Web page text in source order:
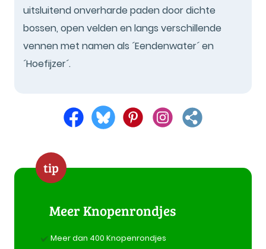
uitsluitend onverharde paden door dichte
bossen, open velden en langs verschillende
vennen met namen als ´Eendenwater´ en
´Hoefijzer´.
tip
Meer Knopenrondjes
Meer dan 400 Knopenrondjes